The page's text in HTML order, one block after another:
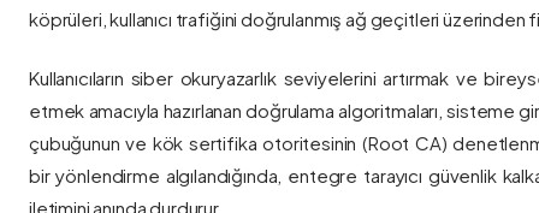
köprüleri, kullanıcı trafiğini doğrulanmış ağ geçitleri üzerinden
Kullanıcıların siber okuryazarlık seviyelerini artırmak ve
etmek amacıyla hazırlanan doğrulama algoritmaları, sisteme
çubuğunun ve kök sertifika otoritesinin (Root CA)
bir yönlendirme algılandığında, entegre tarayıcı güvenlik
iletimini anında durdurur.